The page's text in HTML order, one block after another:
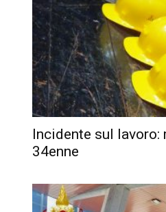
Incidente sul lavoro:
34enne